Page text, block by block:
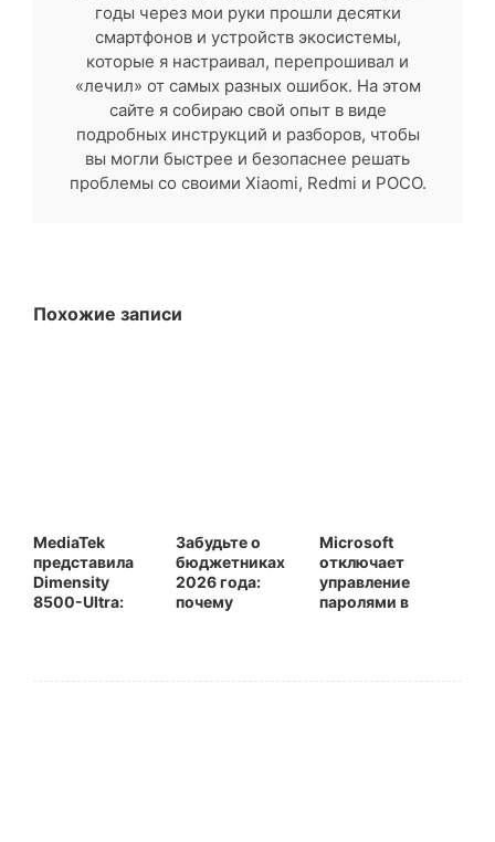
годы через мои руки прошли десятки
смартфонов и устройств экосистемы,
которые я настраивал, перепрошивал и
«лечил» от самых разных ошибок. На этом
сайте я собираю свой опыт в виде
подробных инструкций и разборов, чтобы
вы могли быстрее и безопаснее решать
проблемы со своими Xiaomi, Redmi и POCO.
Похожие записи
MediaTek
представила
Dimensity
8500-Ultra:
Redmi Turbo 5
Забудьте о
бюджетниках
2026 года:
почему
разумная
Microsoft
отключает
управление
паролями в
переносится в